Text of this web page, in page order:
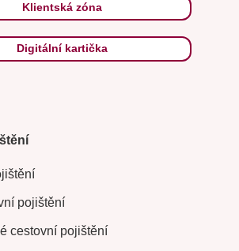
Klientská zóna
Digitální kartička
pojištění
cestovní pojištění